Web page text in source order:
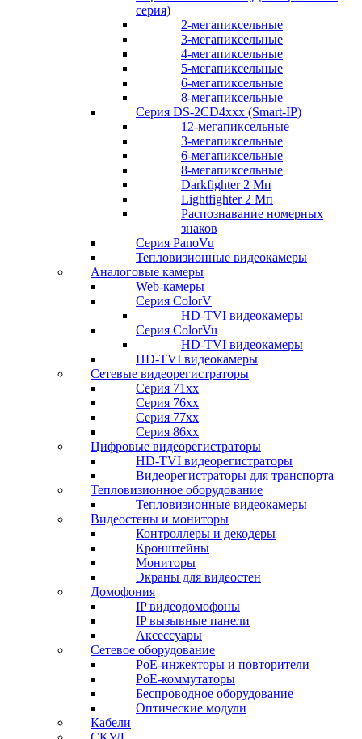
серия)
2-мегапиксельные
3-мегапиксельные
4-мегапиксельные
5-мегапиксельные
6-мегапиксельные
8-мегапиксельные
Серия DS-2CD4xxx (Smart-IP)
12-мегапиксельные
3-мегапиксельные
6-мегапиксельные
8-мегапиксельные
Darkfighter 2 Мп
Lightfighter 2 Мп
Распознавание номерных
знаков
Серия PanoVu
Тепловизионные видеокамеры
Аналоговые камеры
Web-камеры
Серия ColorV
HD-TVI видеокамеры
Серия ColorVu
HD-TVI видеокамеры
HD-TVI видеокамеры
Сетевые видеорегистраторы
Серия 71xx
Серия 76xx
Серия 77хх
Серия 86хх
Цифровые видеорегистраторы
HD-TVI видеорегистраторы
Видеорегистраторы для транспорта
Тепловизионное оборудование
Тепловизионные видеокамеры
Видеостены и мониторы
Контроллеры и декодеры
Кронштейны
Мониторы
Экраны для видеостен
Домофония
IP видеодомофоны
IP вызывные панели
Аксессуары
Сетевое оборудование
PoE-инжекторы и повторители
PoE-коммутаторы
Беспроводное оборудование
Оптические модули
Кабели